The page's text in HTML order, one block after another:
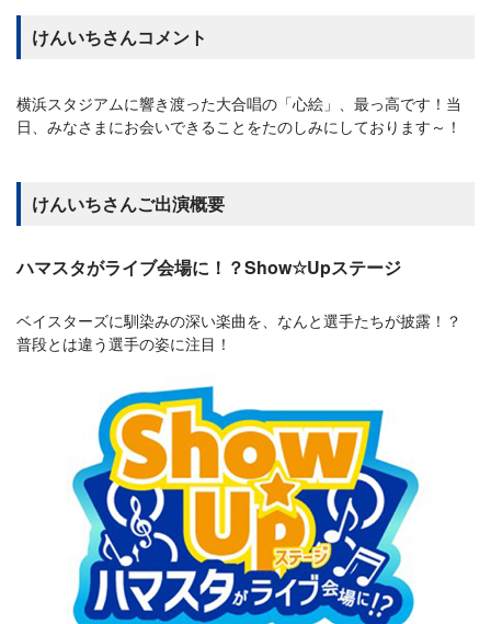
けんいちさんコメント
横浜スタジアムに響き渡った大合唱の「心絵」、最っ高です！当
日、みなさまにお会いできることをたのしみにしております～！
けんいちさんご出演概要
ハマスタがライブ会場に！？Show☆Upステージ
ベイスターズに馴染みの深い楽曲を、なんと選手たちが披露！？
普段とは違う選手の姿に注目！